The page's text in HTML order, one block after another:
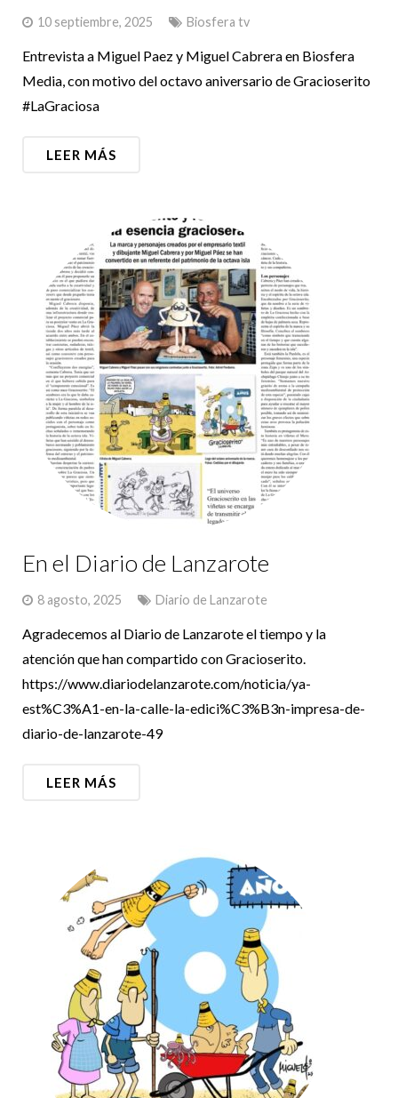
10 septiembre, 2025 Biosfera tv
Entrevista a Miguel Paez y Miguel Cabrera en Biosfera
Media, con motivo del octavo aniversario de Gracioserito
#LaGraciosa
LEER MÁS
En el Diario de Lanzarote
8 agosto, 2025 Diario de Lanzarote
Agradecemos al Diario de Lanzarote el tiempo y la
atención que han compartido con Gracioserito.
https://www.diariodelanzarote.com/noticia/ya-
est%C3%A1-en-la-calle-la-edici%C3%B3n-impresa-de-
diario-de-lanzarote-49
LEER MÁS